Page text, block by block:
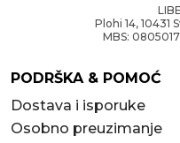
Plohi 14, 10431
MBS:
PODRŠKA & POMOĆ
Dostava i isporuke
Osobno preuzimanje